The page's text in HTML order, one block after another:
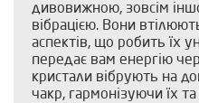
дивовижною, зовсім
вібрацією. Вони
аспектів, що робить їх
передає вам енергію
кристали вібрують на
чакр, гармонізуючи їх